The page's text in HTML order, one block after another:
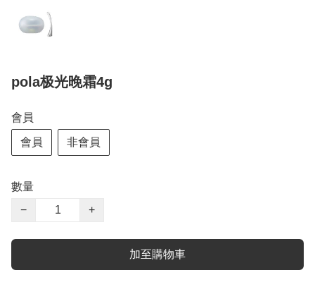
pola极光晚霜4g
會員
會員 非會員
數量
−
+
加至購物車